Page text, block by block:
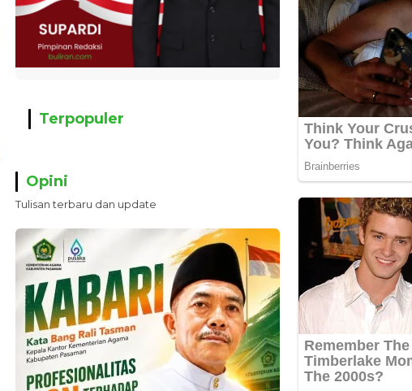
Terpopuler
Opini
Tulisan terbaru dan update